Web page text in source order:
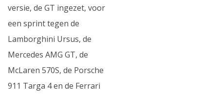
versie, de GT ingezet, voor
een sprint tegen de
Lamborghini Ursus, de
Mercedes AMG GT, de
McLaren 570S, de Porsche
911 Targa 4 en de Ferrari